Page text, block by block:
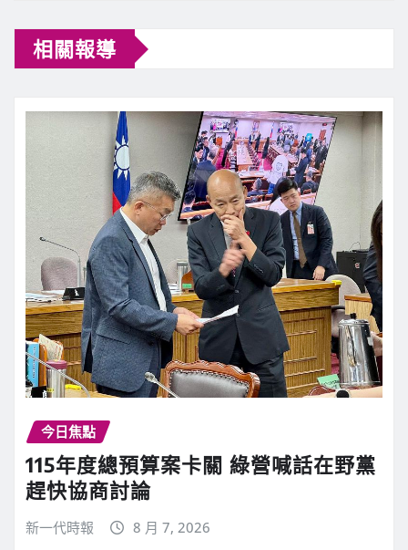
o
n
i
n
u
e
R
e
相關報導
今日焦點
115年度總預算案卡關 綠營喊話在野黨
趕快協商討論
新一代時報 8 月 7, 2026